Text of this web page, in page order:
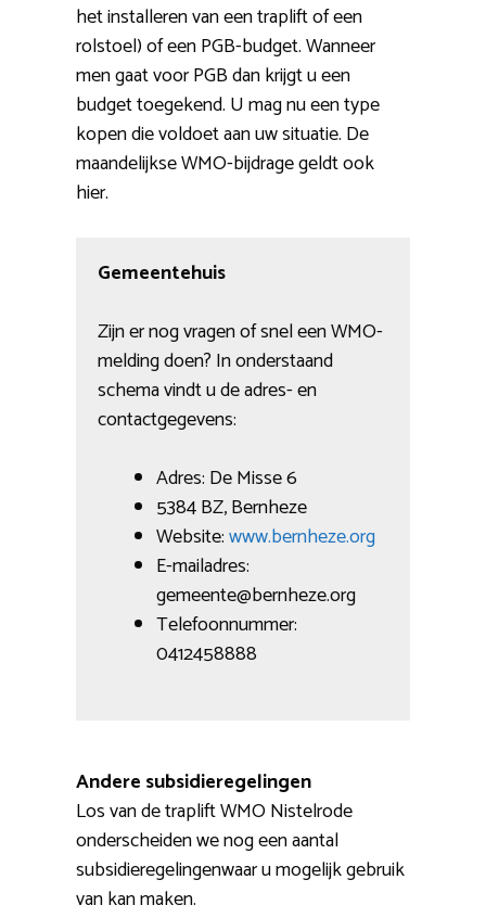
het installeren van een traplift of een
rolstoel) of een PGB-budget. Wanneer
men gaat voor PGB dan krijgt u een
budget toegekend. U mag nu een type
kopen die voldoet aan uw situatie. De
maandelijkse WMO-bijdrage geldt ook
hier.
Gemeentehuis
Zijn er nog vragen of snel een WMO-
melding doen? In onderstaand
schema vindt u de adres- en
contactgegevens:
Adres: De Misse 6
5384 BZ, Bernheze
Website:www.bernheze.org
E-mailadres:
gemeente@bernheze.org
Telefoonnummer:
0412458888
Andere subsidieregelingen
Los van de traplift WMO Nistelrode
onderscheiden we nog een aantal
subsidieregelingenwaar u mogelijk gebruik
van kan maken.